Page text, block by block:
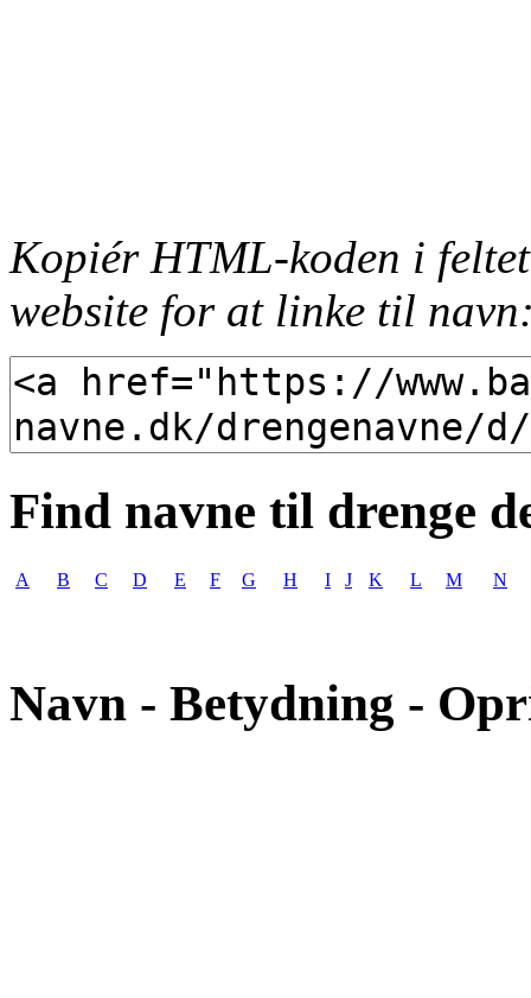
Kopiér HTML-koden i
website for at linke til
Find navne til drenge
A B C D E F G H I J K L M N
Navn - Betydning -